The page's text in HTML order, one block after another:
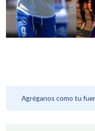
Agréganos como tu